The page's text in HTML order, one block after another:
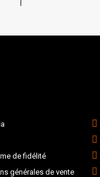
de fidélité
générales de vente